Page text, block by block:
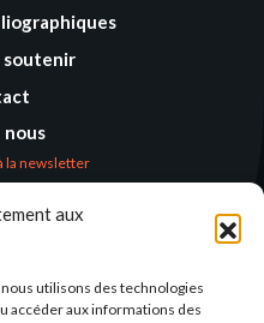
aux
utilisons des technologies
accéder aux informations des
soutenir
nous
la newsletter
–